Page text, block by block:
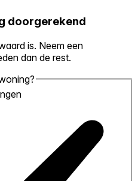
doorgerekend
is. Neem een
dan de rest.